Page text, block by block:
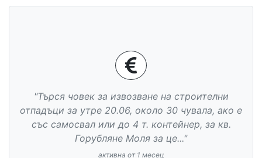
"Търся човек за извозване на строителни
отпадъци за утре 20.06, около 30 чувала, ако е
със самосвал или до 4 т. контейнер, за кв.
Горубляне Моля за це..."
активна от 1 месец